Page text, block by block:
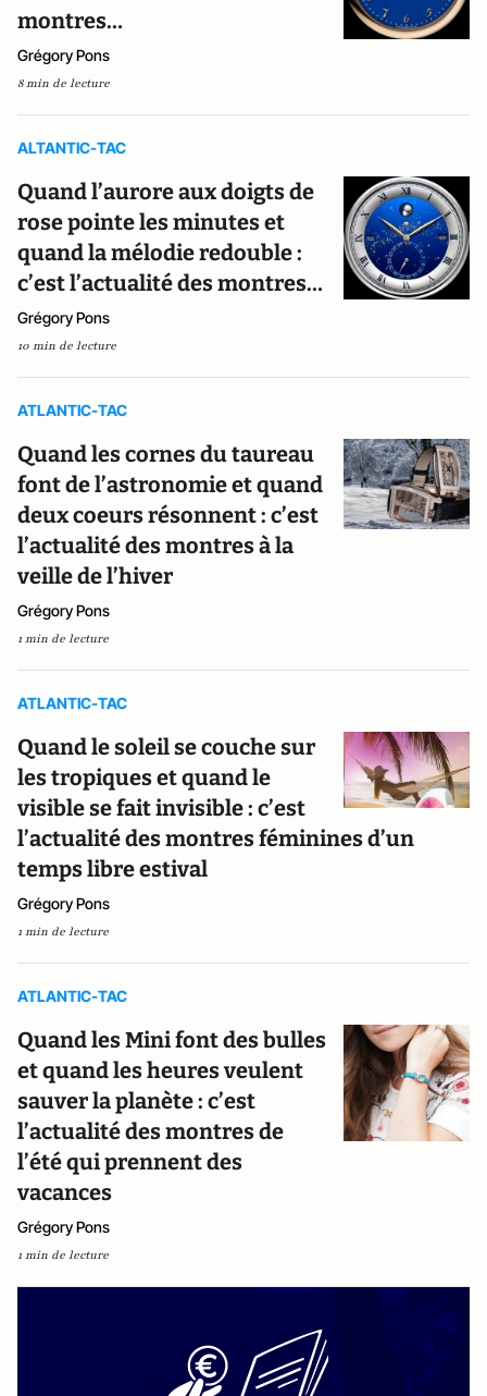
montres…
Grégory Pons
8 min de lecture
ALTANTIC-TAC
Quand l’aurore aux doigts de
rose pointe les minutes et
quand la mélodie redouble :
c’est l’actualité des montres…
Grégory Pons
10 min de lecture
ATLANTIC-TAC
Quand les cornes du taureau
font de l’astronomie et quand
deux coeurs résonnent : c’est
l’actualité des montres à la
veille de l’hiver
Grégory Pons
1 min de lecture
ATLANTIC-TAC
Quand le soleil se couche sur
les tropiques et quand le
visible se fait invisible : c’est
l’actualité des montres féminines d’un
temps libre estival
Grégory Pons
1 min de lecture
ATLANTIC-TAC
Quand les Mini font des bulles
et quand les heures veulent
sauver la planète : c’est
l’actualité des montres de
l’été qui prennent des
vacances
Grégory Pons
1 min de lecture